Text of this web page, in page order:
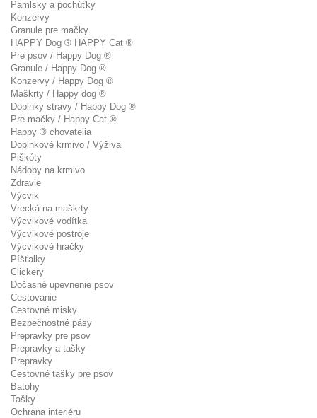
Pamlsky a pochúťky
Konzervy
Granule pre mačky
HAPPY Dog ® HAPPY Cat ®
Pre psov / Happy Dog ®
Granule / Happy Dog ®
Konzervy / Happy Dog ®
Maškrty / Happy dog ®
Doplnky stravy / Happy Dog ®
Pre mačky / Happy Cat ®
Happy ® chovatelia
Doplnkové krmivo / Výživa
Piškóty
Nádoby na krmivo
Zdravie
Výcvik
Vrecká na maškrty
Výcvikové vodítka
Výcvikové postroje
Výcvikové hračky
Píšťalky
Clickery
Dočasné upevnenie psov
Cestovanie
Cestovné misky
Bezpečnostné pásy
Prepravky pre psov
Prepravky a tašky
Prepravky
Cestovné tašky pre psov
Batohy
Tašky
Ochrana interiéru